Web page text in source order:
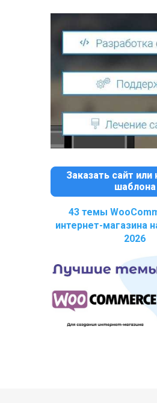
Заказать сайт или
шаблона
43 темы
интернет-магазина
2026